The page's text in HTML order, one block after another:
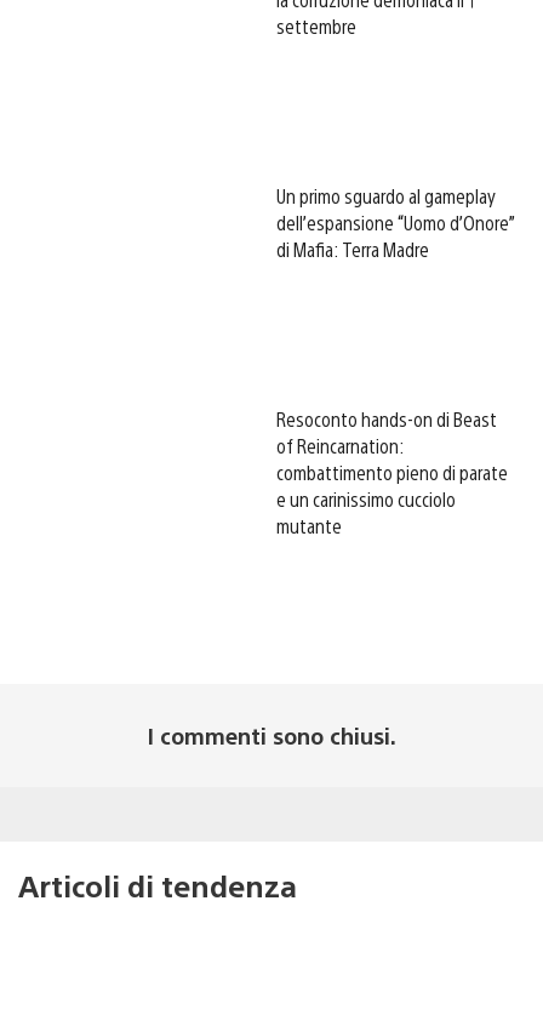
settembre
Un primo sguardo al gameplay
dell’espansione “Uomo d’Onore”
di Mafia: Terra Madre
Resoconto hands-on di Beast
of Reincarnation:
combattimento pieno di parate
e un carinissimo cucciolo
mutante
I commenti sono chiusi.
Articoli di tendenza